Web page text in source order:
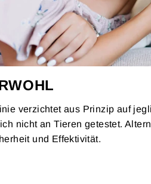
verzichtet aus Prinzip auf
nicht an Tieren getestet.
und Effektivität.